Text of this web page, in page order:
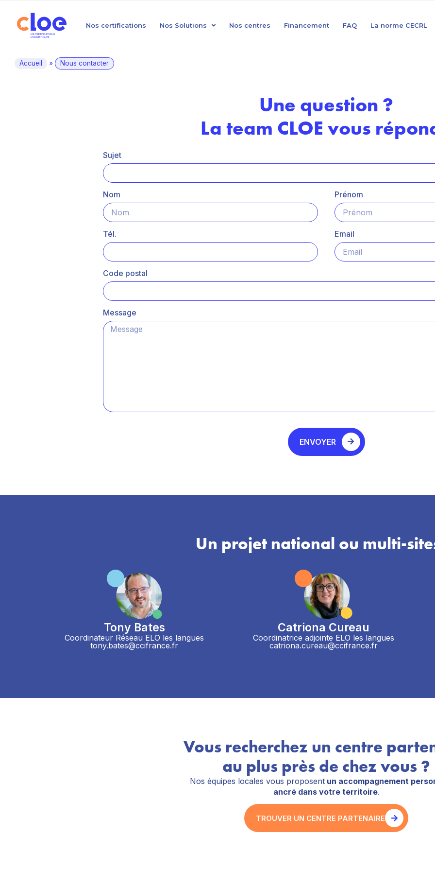
Nos certifications Nos Solutions Nos centres Financement FAQ La norme CECRL
Accueil » Nous contacter
Une question ?
La team CLOE vous
Sujet
Nom Prénom
Tél. Email
Code postal
Message
ENVOYER
Un projet national ou multi-
Tony Bates
Coordinateur Réseau ELO les langues
tony.bates@ccifrance.fr
Catriona Cureau
Coordinatrice adjointe ELO les langues
catriona.cureau@ccifrance.fr
Vous recherchez un centre
au plus près de chez vous ?
Nos équipes locales vous proposentun accompagnement
ancré dans votre territoire.
TROUVER UN CENTRE PARTENAIRE